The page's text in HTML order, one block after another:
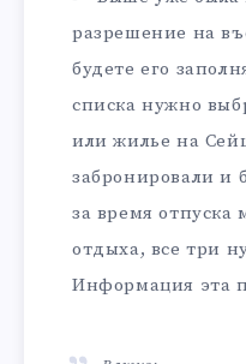
разрешение на
будете его
списка нужно
или жилье на
забронировали и
за время отпуска
отдыха, все три
Информация эта